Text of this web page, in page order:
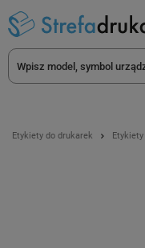
Etykiety do drukarek